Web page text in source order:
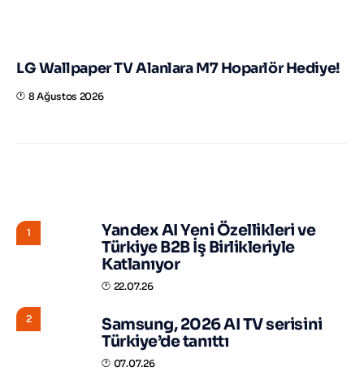
LG Wallpaper TV Alanlara M7 Hoparlör Hediye!
8 Ağustos 2026
1
Yandex AI Yeni Özellikleri ve
Türkiye B2B İş Birlikleriyle
Katlanıyor
22.07.26
2
Samsung, 2026 AI TV serisini
Türkiye’de tanıttı
07.07.26